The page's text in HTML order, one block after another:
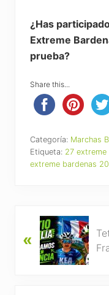
¿Has
Extreme
prueba?
Share this...
Categoría: Marchas
Etiqueta: 27 extreme
extreme bardenas
r
«